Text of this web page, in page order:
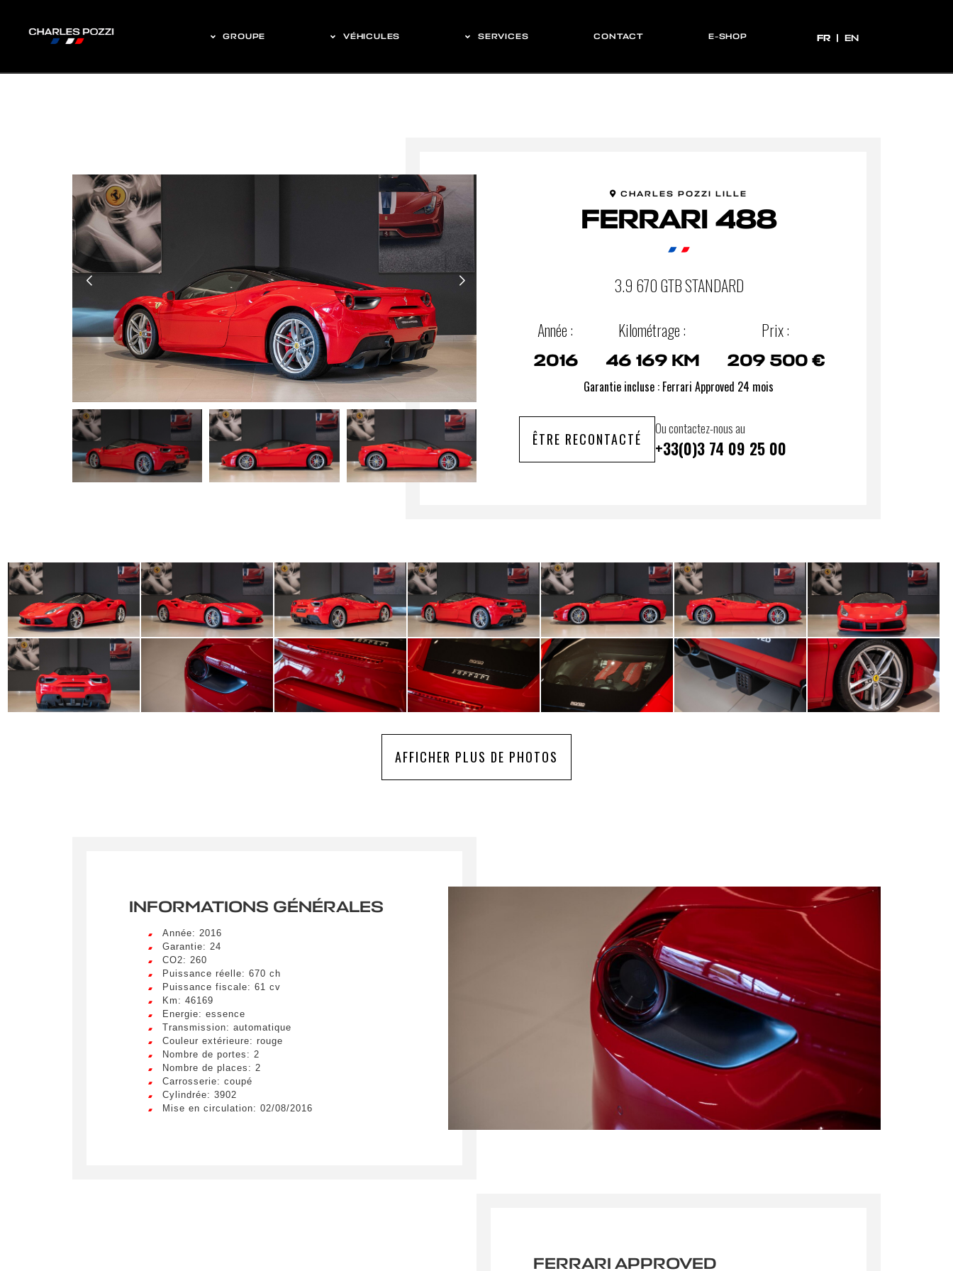
GROUPE VÉHICULES SERVICES CONTACT E-SHOP FR
FR EN
CHARLES POZZI LILLE
FERRARI 488
3.9 670 GTB STANDARD
Année :
2016
Kilométrage :
46 169 KM
Prix :
209 500 €
Garantie incluse : Ferrari Approved 24 mois
ÊTRE RECONTACTÉ
Ou contactez-nous au
+33(0)3 74 09 25 00
AFFICHER PLUS DE PHOTOS
INFORMATIONS GÉNÉRALES
Année: 2016
Garantie: 24
CO2: 260
Puissance réelle: 670 ch
Puissance fiscale: 61 cv
Km: 46169
Energie: essence
Transmission: automatique
Couleur extérieure: rouge
Nombre de portes: 2
Nombre de places: 2
Carrosserie: coupé
Cylindrée: 3902
Mise en circulation: 02/08/2016
FERRARI APPROVED